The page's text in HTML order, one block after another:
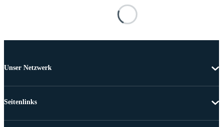
Unser Netzwerk
Seitenlinks